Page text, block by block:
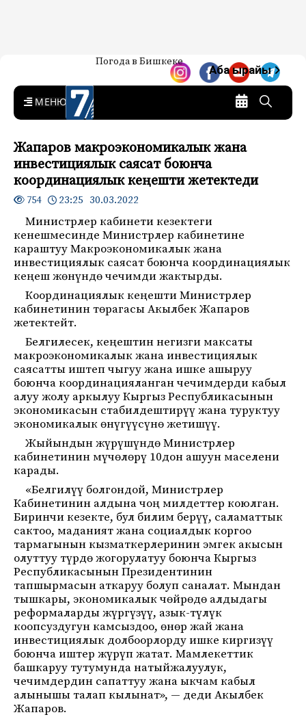
7-канал. Жаңылыктар —
Кыргызстан
Жаңылыктар — Кыргызстан
Погода в Бишкеке
Аба ырайы
MENU
Жапаров макроэкономикалык жана
инвестициялык саясат боюнча
координациялык кеңешти жетектеди
754 23:25 30.03.2022
Министрлер кабинети кезектеги
кенешмесинде Министрлер кабинетине
караштуу Макроэкономикалык жана
инвестициялык саясат боюнча координациялык
кеңеш жөнүндө чечимди жактырды.
Координациялык кеңешти Министрлер
кабинетинин төрагасы Акылбек Жапаров
жетектейт.
Белгилесек, кеңештин негизги максаты
макроэкономикалык жана инвестициялык
саясатты иштеп чыгуу жана ишке ашыруу
боюнча координацияланган чечимдерди кабыл
алуу жолу аркылуу Кыргыз Республикасынын
экономикасын стабилдештирүү жана туруктуу
экономикалык өнүгүүсүнө жетишүү.
Жыйындын жүрүшүндө Министрлер
кабинетинин мүчөлөрү 10дон ашуун маселени
карады.
«Белгилүү болгондой, Министрлер
Кабинетинин алдына чоң милдеттер коюлган.
Биринчи кезекте, бул билим берүү, саламаттык
сактоо, маданият жана социалдык коргоо
тармагынын кызматкерлеринин эмгек акысын
олуттуу түрдө жогорулатуу боюнча Кыргыз
Республикасынын Президентинин
тапшырмасын аткаруу болуп саналат. Мындан
тышкары, экономикалык чөйрөдө алдыдагы
реформаларды жүргүзүү, азык-түлүк
коопсуздугун камсыздоо, өнөр жай жана
инвестициялык долбоорлорду ишке киргизүү
боюнча иштер жүрүп жатат. Мамлекеттик
башкаруу тутумунда натыйжалуулук,
чечимдердин сапаттуу жана ыкчам кабыл
алынышы талап кылынат», — деди Акылбек
Жапаров.